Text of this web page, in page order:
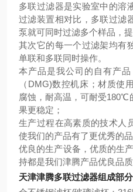
多联过滤器是实验室中的溶
过滤装置相对比，多联过滤
泵就可同时过滤多个样品，
其次它的每一个过滤架均有
单联和多联同时操作。
本产品是我公司的自有产
（DMG)数控机床；材质使
腐蚀，耐高温，可耐受180℃
果更稳定；
生产过程在高素质的技术人
使我们的产品有了更优秀的品
优良的生产设备，优质的生
持都是我们津腾产品优良品质
天津津腾多联过滤器组成部分